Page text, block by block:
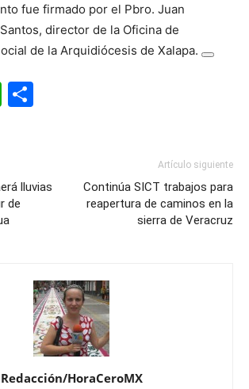
fue firmado por el Pbro. Juan
director de la Oficina de
de la Arquidiócesis de Xalapa.
WhatsApp
lluvias
de
Artículo siguiente
Continúa SICT trabajos para
reapertura de caminos en la
sierra de Veracruz
Redacción/HoraCeroMX